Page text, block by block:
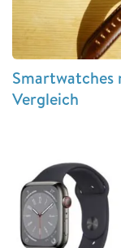
Smartwatches
Vergleich